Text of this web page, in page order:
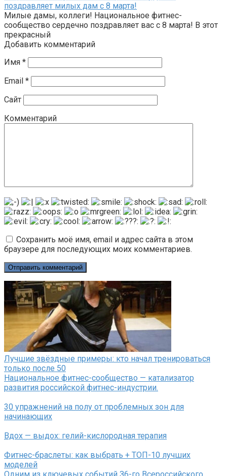
поздравляет милых дам с 8 марта!
Милые дамы, коллеги! Национальное фитнес-
сообщество сердечно поздравляет вас с 8 марта! В этот
прекрасный
Добавить комментарий
Имя *
Email *
Сайт
Комментарий
Сохранить моё имя, email и адрес сайта в этом
браузере для последующих моих комментариев.
Лучшие звёздные примеры: кто начал тренироваться
только после 50
Национальное фитнес-сообщество — катализатор
развития российской фитнес-индустрии.
30 упражнений на полу от проблемных зон для
начинающих
Вдох — выдох: гелий-кислородная терапия
Фитнес-браслеты: как выбрать + ТОП-10 лучших
моделей